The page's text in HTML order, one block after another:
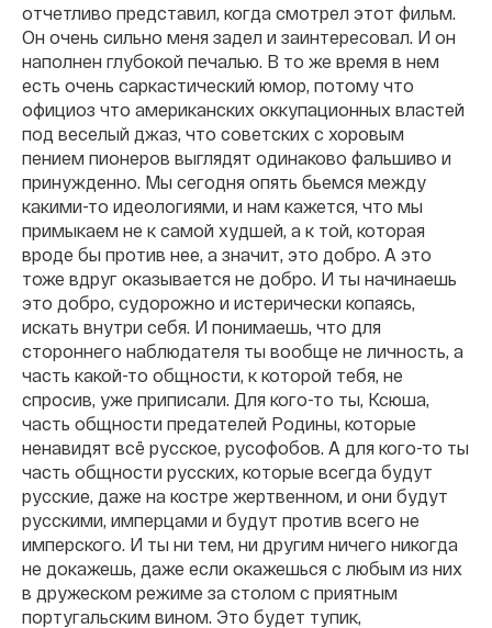
отчетливо представил, когда смотрел этот фильм.
Он очень сильно меня задел и заинтересовал. И он
наполнен глубокой печалью. В то же время в нем
есть очень саркастический юмор, потому что
официоз что американских оккупационных властей
под веселый джаз, что советских с хоровым
пением пионеров выглядят одинаково фальшиво и
принужденно. Мы сегодня опять бьемся между
какими-то идеологиями, и нам кажется, что мы
примыкаем не к самой худшей, а к той, которая
вроде бы против нее, а значит, это добро. А это
тоже вдруг оказывается не добро. И ты начинаешь
это добро, судорожно и истерически копаясь,
искать внутри себя. И понимаешь, что для
стороннего наблюдателя ты вообще не личность, а
часть какой-то общности, к которой тебя, не
спросив, уже приписали. Для кого-то ты, Ксюша,
часть общности предателей Родины, которые
ненавидят всё русское, русофобов. А для кого-то ты
часть общности русских, которые всегда будут
русские, даже на костре жертвенном, и они будут
русскими, имперцами и будут против всего не
имперского. И ты ни тем, ни другим ничего никогда
не докажешь, даже если окажешься с любым из них
в дружеском режиме за столом с приятным
португальским вином. Это будет тупик,